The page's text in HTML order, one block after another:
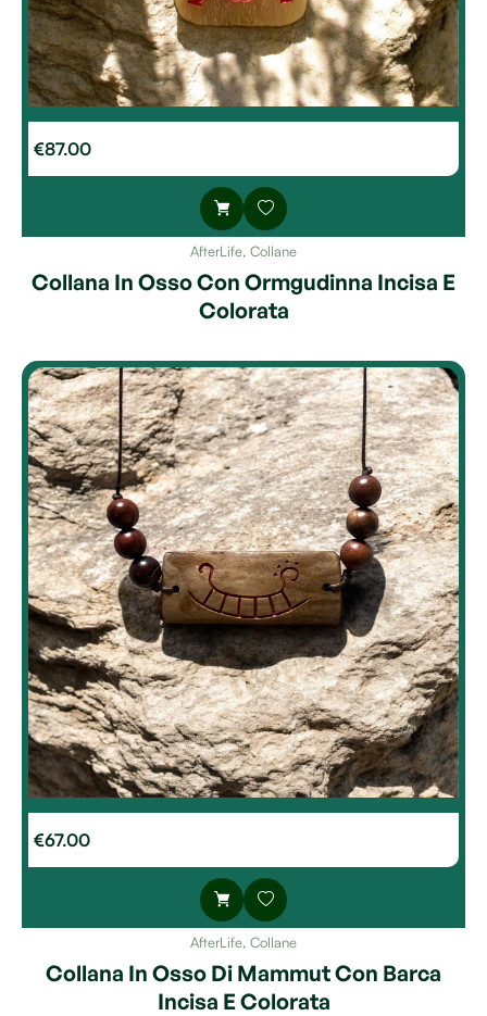
€87.00
AfterLife, Collane
Collana In Osso Con Ormgudinna Incisa E
Colorata
€67.00
AfterLife, Collane
Collana In Osso Di Mammut Con Barca
Incisa E Colorata